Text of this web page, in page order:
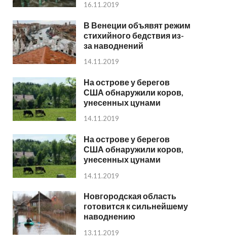
16.11.2019
В Венеции объявят режим
стихийного бедствия из-
за наводнений
14.11.2019
На острове у берегов
США обнаружили коров,
унесенных цунами
14.11.2019
На острове у берегов
США обнаружили коров,
унесенных цунами
14.11.2019
Новгородская область
готовится к сильнейшему
наводнению
13.11.2019